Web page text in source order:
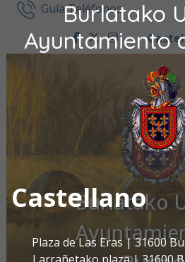
Burlatako
Ayuntamiento
Castellano
Plaza de Las Eras | 31600
Ir al contenidoGuía Teléfonos
facebook
twitter
Burlatako